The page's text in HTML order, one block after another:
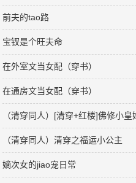
前夫的tao路
宝钗是个旺夫命
在外室文当女配（穿书）
在通房文当女配（穿书）
（清穿同人）[清穿+红楼]佛修小皇
（清穿同人）清穿之福运小公主
嫡次女的jiao宠日常